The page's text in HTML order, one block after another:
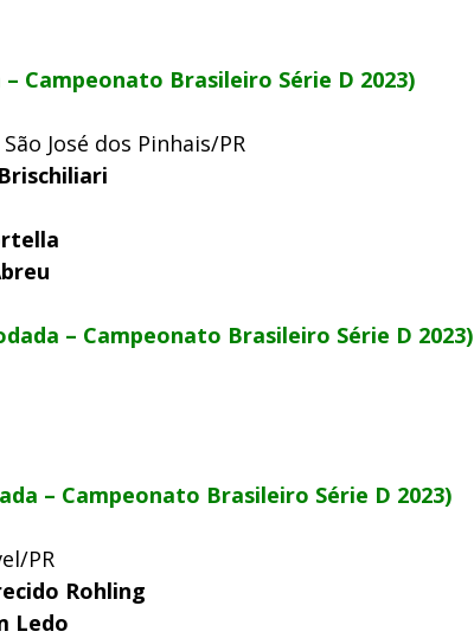
Campeonato Brasileiro Série D 2023)
José dos Pinhais/PR
– Campeonato Brasileiro Série D 2023)
– Campeonato Brasileiro Série D 2023)
PR
Rohling
Ledo